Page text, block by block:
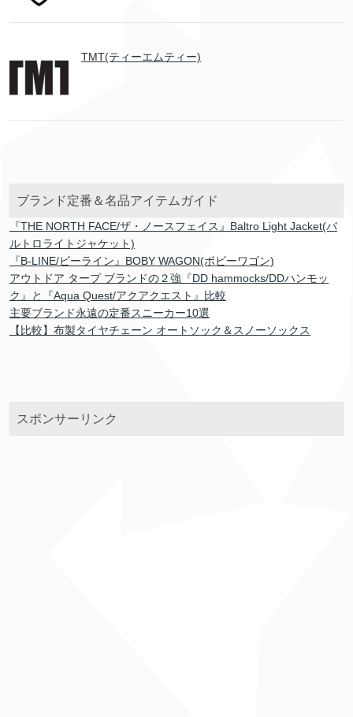
TMT(ティーエムティー)
ブランド定番＆名品アイテムガイド
『THE NORTH FACE/ザ・ノースフェイス』Baltro Light Jacket(バ
ルトロライトジャケット)
『B-LINE/ビーライン』BOBY WAGON(ボビーワゴン)
アウトドア タープ ブランドの２強『DD hammocks/DDハンモッ
ク』と『Aqua Quest/アクアクエスト』比較
主要ブランド永遠の定番スニーカー10選
【比較】布製タイヤチェーン オートソック＆スノーソックス
スポンサーリンク